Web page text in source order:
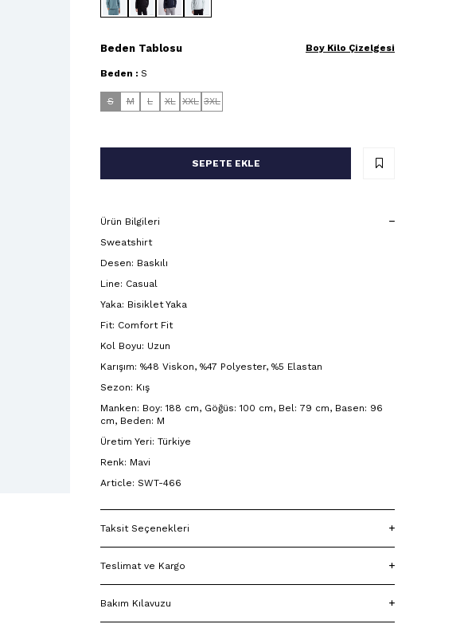
Beden Tablosu Boy Kilo Çizelgesi
Beden : S
S M L XL XXL 3XL
SEPETE EKLE
Ürün Bilgileri
Sweatshirt
Desen: Baskılı
Line: Casual
Yaka: Bisiklet Yaka
Fit: Comfort Fit
Kol Boyu: Uzun
Karışım: %48 Viskon, %47 Polyester, %5 Elastan
Sezon: Kış
Manken: Boy: 188 cm, Göğüs: 100 cm, Bel: 79 cm, Basen: 96
cm, Beden: M
Üretim Yeri: Türkiye
Renk: Mavi
Article: SWT-466
Taksit Seçenekleri
Teslimat ve Kargo
Bakım Kılavuzu